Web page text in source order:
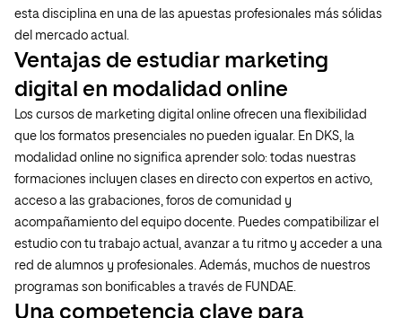
esta disciplina en una de las apuestas profesionales más sólidas
del mercado actual.
Ventajas de estudiar marketing
digital en modalidad online
Los cursos de marketing digital online ofrecen una flexibilidad
que los formatos presenciales no pueden igualar. En DKS, la
modalidad online no significa aprender solo: todas nuestras
formaciones incluyen clases en directo con expertos en activo,
acceso a las grabaciones, foros de comunidad y
acompañamiento del equipo docente. Puedes compatibilizar el
estudio con tu trabajo actual, avanzar a tu ritmo y acceder a una
red de alumnos y profesionales. Además, muchos de nuestros
programas son bonificables a través de FUNDAE.
Una competencia clave para